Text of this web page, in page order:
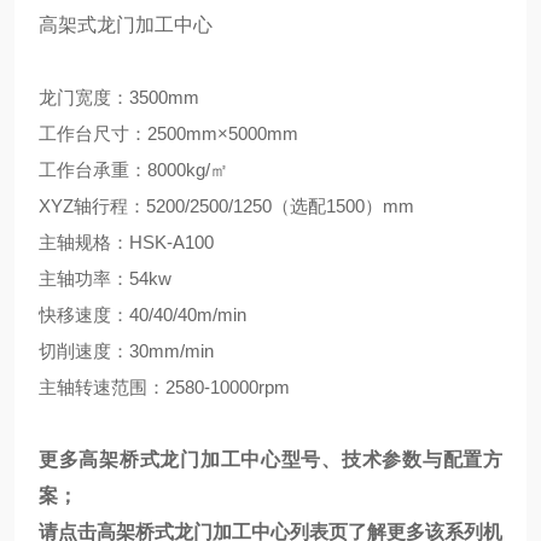
高架式龙门加工中心
龙门宽度：3500mm
工作台尺寸：2500mm×5000mm
工作台承重：8000kg/㎡
XYZ轴行程：5200/2500/1250（选配1500）mm
主轴规格：HSK-A100
主轴功率：54kw
快移速度：40/40/40m/min
切削速度：30mm/min
主轴转速范围：2580-10000rpm
更多高架桥式龙门加工中心型号、技术参数与配置方
案；
请点击高架桥式龙门加工中心列表页了解更多该系列机